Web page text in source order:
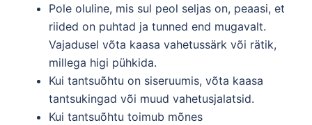
Pole oluline, mis sul peol seljas on, peaasi, et
riided on puhtad ja tunned end mugavalt.
Vajadusel võta kaasa vahetussärk või rätik,
millega higi pühkida.
Kui tantsuõhtu on siseruumis, võta kaasa
tantsukingad või muud vahetusjalatsid.
Kui tantsuõhtu toimub mõnes